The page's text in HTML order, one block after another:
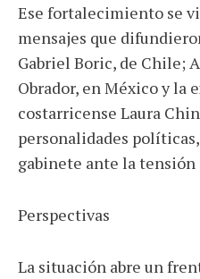
Ese fortalecimiento se
mensajes que
Gabriel Boric, de Chile;
Obrador, en México y la
costarricense Laura
personalidades políticas,
gabinete ante la tensión
Perspectivas
La situación abre un